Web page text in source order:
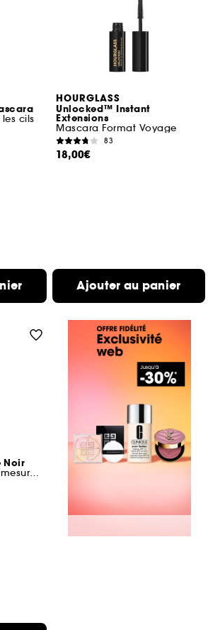
cils
HOURGLASS
Unlocked™ Instant
Extensions
Mascara Format Voyage
83
18,00€
Ajouter au panier
Noir
Mascara volume sur-mesure ultra noir